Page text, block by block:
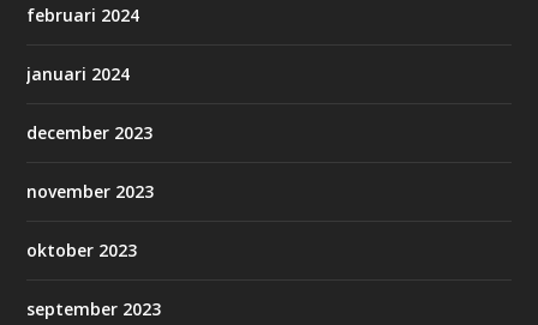
februari 2024
januari 2024
december 2023
november 2023
oktober 2023
september 2023